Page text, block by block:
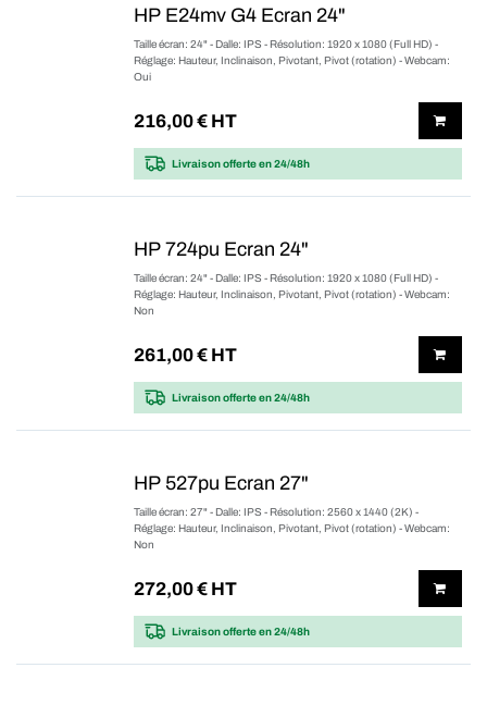
HP E24mv G4 Ecran 24"
Taille écran: 24" - Dalle: IPS - Résolution: 1920 x 1080 (Full HD) -
Réglage: Hauteur, Inclinaison, Pivotant, Pivot (rotation) - Webcam:
Oui
216,00€ HT
Livraison offerteen 24/48h
HP 724pu Ecran 24"
Taille écran: 24" - Dalle: IPS - Résolution: 1920 x 1080 (Full HD) -
Réglage: Hauteur, Inclinaison, Pivotant, Pivot (rotation) - Webcam:
Non
261,00€ HT
Livraison offerteen 24/48h
HP 527pu Ecran 27"
Taille écran: 27" - Dalle: IPS - Résolution: 2560 x 1440 (2K) -
Réglage: Hauteur, Inclinaison, Pivotant, Pivot (rotation) - Webcam:
Non
272,00€ HT
Livraison offerteen 24/48h